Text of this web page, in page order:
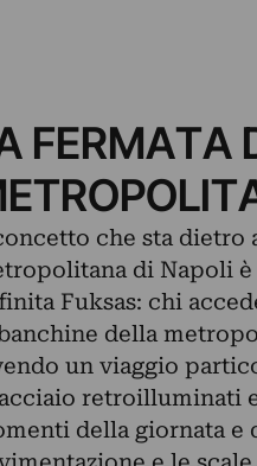
FERMATA
che sta dietro
di Napoli è
Fuksas: chi
della
un viaggio
retroilluminati
della giornata e